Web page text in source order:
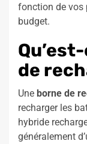
fonction de vos
budget.
de
Une borne de
recharger les
hybride
généralement